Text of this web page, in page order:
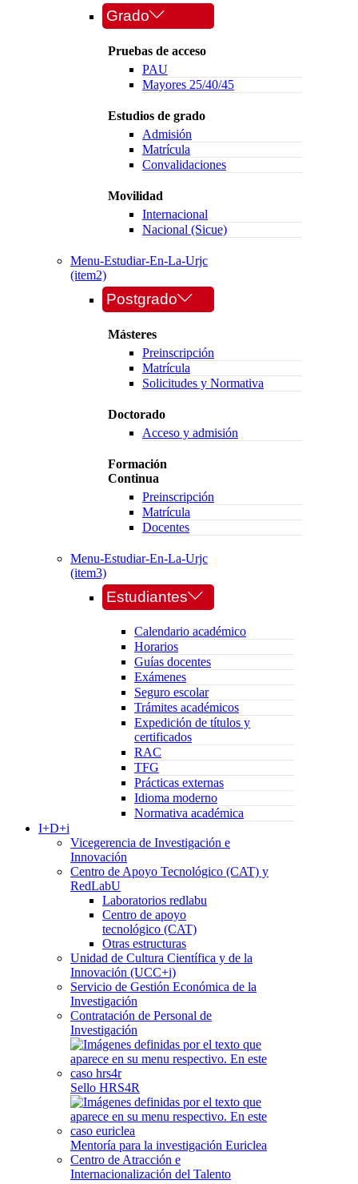
Grado
Pruebas de acceso
PAU
Mayores 25/40/45
Estudios de grado
Admisión
Matrícula
Convalidaciones
Movilidad
Internacional
Nacional (Sicue)
Menu-Estudiar-En-La-Urjc
(item2)
Postgrado
Másteres
Preinscripción
Matrícula
Solicitudes y Normativa
Doctorado
Acceso y admisión
Formación
Continua
Preinscripción
Matrícula
Docentes
Menu-Estudiar-En-La-Urjc
(item3)
Estudiantes
Calendario académico
Horarios
Guías docentes
Exámenes
Seguro escolar
Trámites académicos
Expedición de títulos y
certificados
RAC
TFG
Prácticas externas
Idioma moderno
Normativa académica
I+D+i
Vicegerencia de Investigación e
Innovación
Centro de Apoyo Tecnológico (CAT) y
RedLabU
Laboratorios redlabu
Centro de apoyo
tecnológico (CAT)
Otras estructuras
Unidad de Cultura Científica y de la
Innovación (UCC+i)
Servicio de Gestión Económica de la
Investigación
Contratación de Personal de
Investigación
Sello HRS4R
Mentoría para la investigación Euriclea
Centro de Atracción e
Internacionalización del Talento